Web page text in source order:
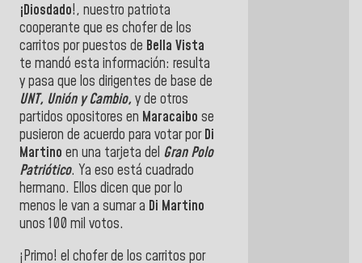
¡Diosdado!, nuestro patriota
cooperante que es chofer de los
carritos por puestos de Bella Vista
te mandó esta información: resulta
y pasa que los dirigentes de base de
UNT, Unión y Cambio, y de otros
partidos opositores en Maracaibo se
pusieron de acuerdo para votar porDi
Martino en una tarjeta del Gran Polo
Patriótico. Ya eso está cuadrado
hermano. Ellos dicen que por lo
menos le van a sumar a Di Martino
unos 100 mil votos.
¡Primo! el chofer de los carritos por